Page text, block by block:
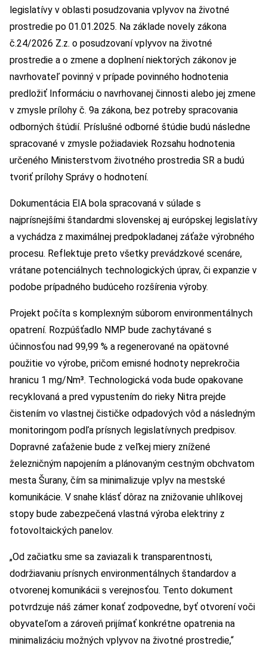
legislatívy v oblasti posudzovania vplyvov na životné
prostredie po 01.01.2025. Na základe novely zákona
č.24/2026 Z.z. o posudzovaní vplyvov na životné
prostredie a o zmene a doplnení niektorých zákonov je
navrhovateľ povinný v prípade povinného hodnotenia
predložiť Informáciu o navrhovanej činnosti alebo jej zmene
v zmysle prílohy č. 9a zákona, bez potreby spracovania
odborných štúdií. Príslušné odborné štúdie budú následne
spracované v zmysle požiadaviek Rozsahu hodnotenia
určeného Ministerstvom životného prostredia SR a budú
tvoriť prílohy Správy o hodnotení.
Dokumentácia EIA bola spracovaná v súlade s
najprísnejšími štandardmi slovenskej aj európskej legislatívy
a vychádza z maximálnej predpokladanej záťaže výrobného
procesu. Reflektuje preto všetky prevádzkové scenáre,
vrátane potenciálnych technologických úprav, či expanzie v
podobe prípadného budúceho rozšírenia výroby.
Projekt počíta s komplexným súborom environmentálnych
opatrení. Rozpúšťadlo NMP bude zachytávané s
účinnosťou nad 99,99 % a regenerované na opätovné
použitie vo výrobe, pričom emisné hodnoty neprekročia
hranicu 1 mg/Nm³. Technologická voda bude opakovane
recyklovaná a pred vypustením do rieky Nitra prejde
čistením vo vlastnej čističke odpadových vôd a následným
monitoringom podľa prísnych legislatívnych predpisov.
Dopravné zaťaženie bude z veľkej miery znížené
železničným napojením a plánovaným cestným obchvatom
mesta Šurany, čím sa minimalizuje vplyv na mestské
komunikácie. V snahe klásť dôraz na znižovanie uhlíkovej
stopy bude zabezpečená vlastná výroba elektriny z
fotovoltaických panelov.
„Od začiatku sme sa zaviazali k transparentnosti,
dodržiavaniu prísnych environmentálnych štandardov a
otvorenej komunikácii s verejnosťou. Tento dokument
potvrdzuje náš zámer konať zodpovedne, byť otvorení voči
obyvateľom a zároveň prijímať konkrétne opatrenia na
minimalizáciu možných vplyvov na životné prostredie,“